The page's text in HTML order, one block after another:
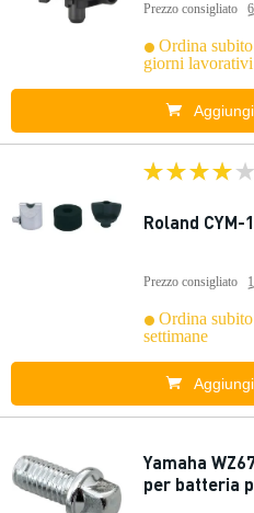
Prezzo consigliato
Ordina
giorni lavorativi
Roland
Prezzo consigliato
Ordina
settimane
Yamaha
per batteria